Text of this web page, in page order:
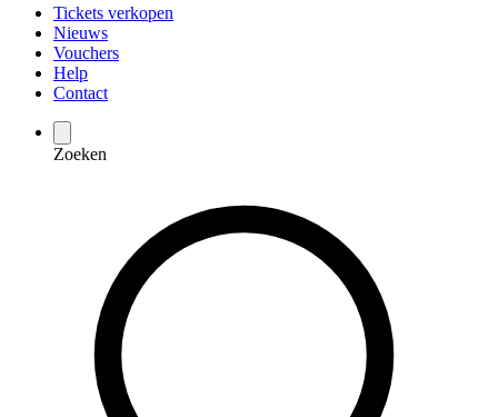
Tickets verkopen
Nieuws
Vouchers
Help
Contact
Zoeken